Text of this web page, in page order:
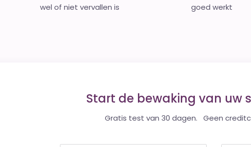
wel of niet vervallen is
goed werkt
Start de bewaking van uw
Gratis test van 30 dagen. Geen